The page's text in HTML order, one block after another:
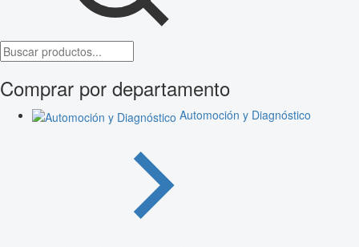
Comprar por departamento
Automoción y Diagnóstico